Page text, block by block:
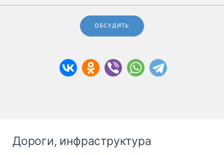
ОБСУДИТЬ
Дороги, инфраструктура